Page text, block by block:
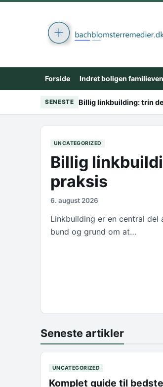
Forside Indret boligen
SENESTE Billig linkbuilding: trin
UNCATEGORIZED
Billig
praksis
6. august 2026
Linkbuilding er en central del
bund og grund om at…
Seneste artikler
UNCATEGORIZED
Komplet guide til